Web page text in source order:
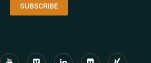
SUBSCRIBE